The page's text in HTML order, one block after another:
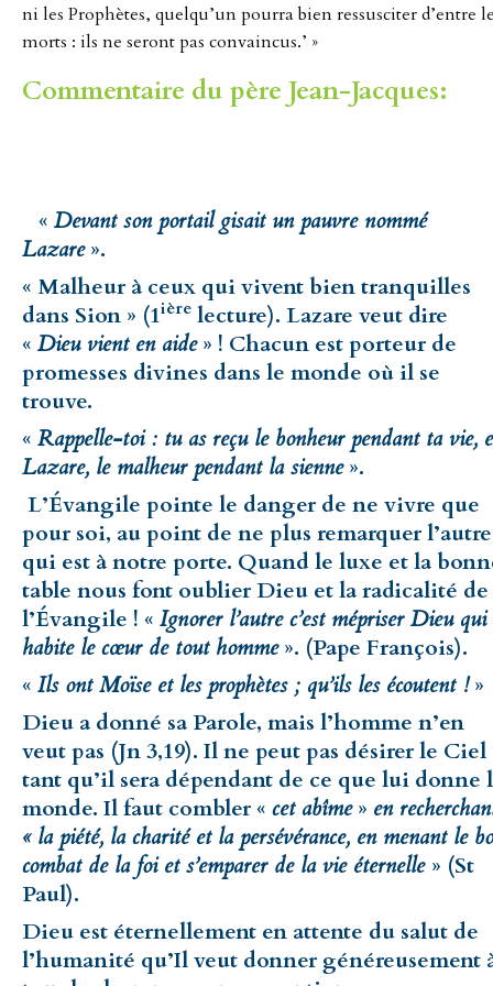
ni les Prophètes, quelqu’un pourra bien ressusciter d’entre
morts : ils ne seront pas convaincus.’ »
Commentaire du père Jean-Jacques:
« Devant son portail gisait un pauvre nommé
Lazare».
« Malheur à ceux qui vivent bien tranquilles
dans Sion » (1ière lecture). Lazare veut dire
« Dieu vient en aide» ! Chacun est porteur de
promesses divines dans le monde où il se
trouve.
« Rappelle-toi : tu as reçu le bonheur pendant ta vie,
Lazare, le malheur pendant la sienne».
L’Évangile pointe le danger de ne vivre que
pour soi, au point de ne plus remarquer l’autre
qui est à notre porte. Quand le luxe et la
table nous font oublier Dieu et la radicalité de
l’Évangile ! « Ignorer l’autre c’est mépriser Dieu qui
habite le cœur de tout homme». (Pape François).
« Ils ont Moïse et les prophètes ; qu’ils les écoutent !»
Dieu a donné sa Parole, mais l’homme n’en
veut pas (Jn 3,19). Il ne peut pas désirer le Ciel
tant qu’il sera dépendant de ce que lui donne
monde. Il faut combler « cet abîme» en
« la piété, la charité et la persévérance, en menant le
combat de la foi et s’emparer de la vie éternelle » (St
Paul).
Dieu est éternellement en attente du salut de
l’humanité qu’Il veut donner généreusement